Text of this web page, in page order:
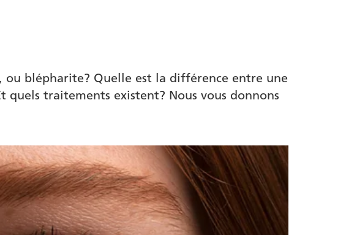
ou blépharite? Quelle est la différence entre une
traitements existent? Nous vous donnons